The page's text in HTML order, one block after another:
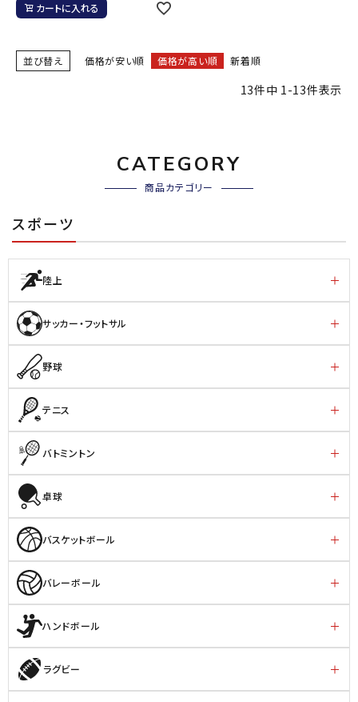
カートに入れる
並び替え 価格が安い順 価格が高い順 新着順
13件中 1-13件表示
CATEGORY
商品カテゴリー
スポーツ
陸上
サッカー・フットサル
野球
テニス
バトミントン
卓球
バスケットボール
バレーボール
ハンドボール
ラグビー